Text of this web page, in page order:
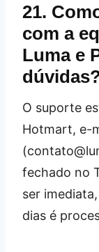
21.
com a
Luma e
O suporte
Hotmart, e-
fechado no
ser
dias é